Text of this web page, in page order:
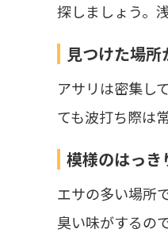
探しましょう。
見つけた場
アサリは密集し
ても波打ち際は
模様のはっき
エサの多い場所
臭い味がするの